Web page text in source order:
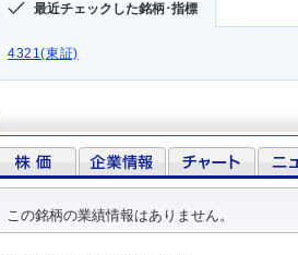
最近チェックした銘柄･指標
4321(東証)